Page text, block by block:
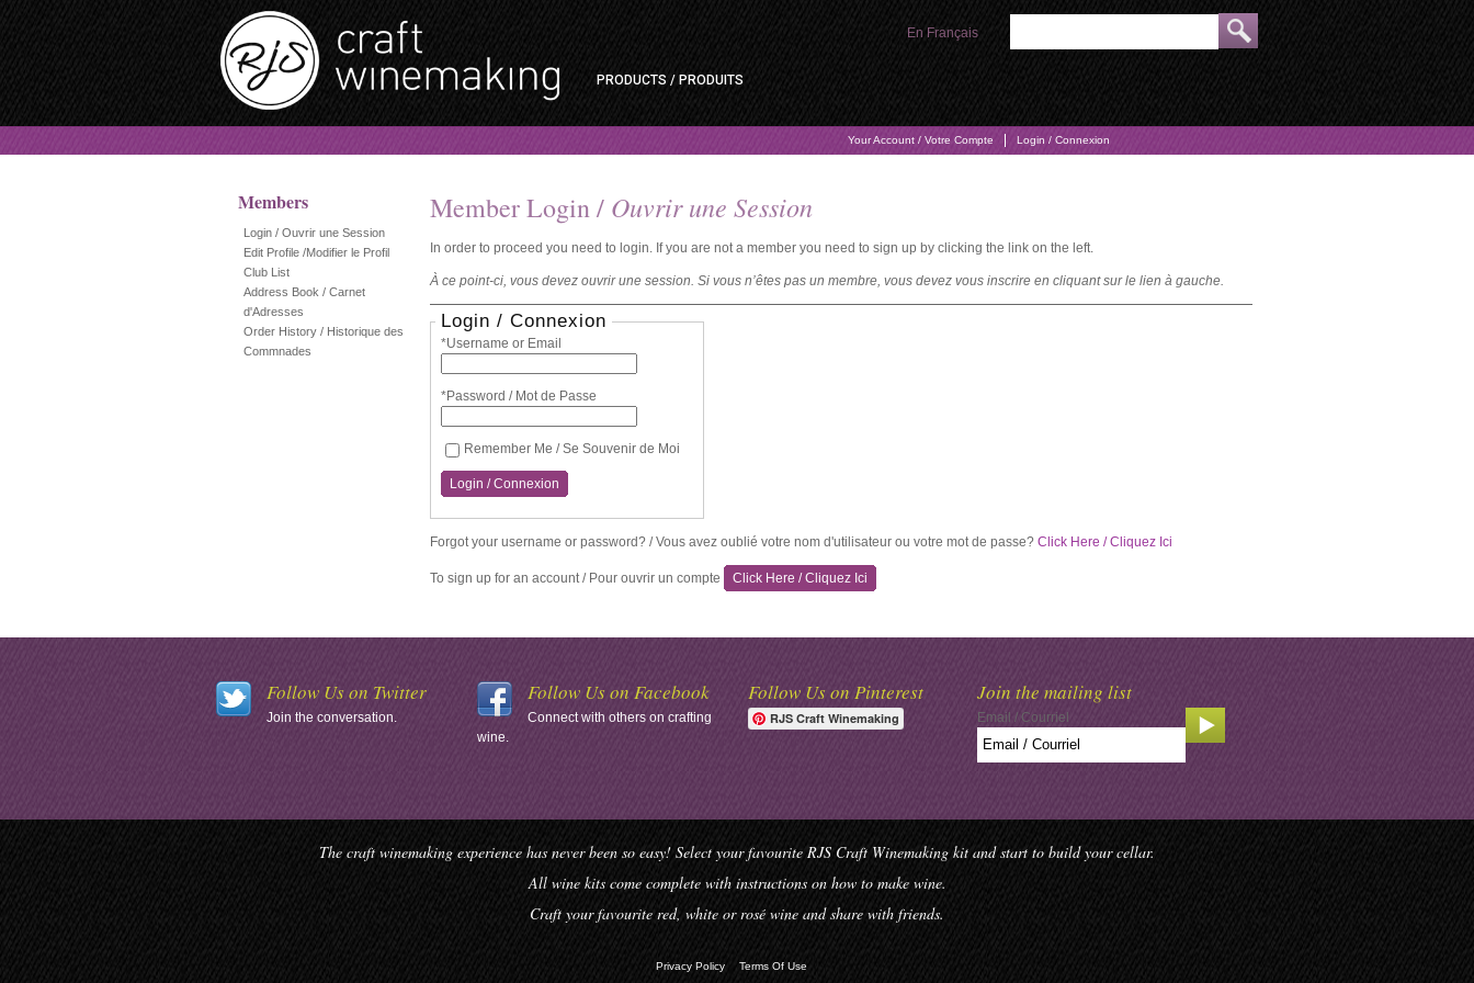
PRODUCTS / PRODUITS
Your Account / Votre Compte Login / Connexion
En Français
Members
Login / Ouvrir une Session
Edit Profile /Modifier le Profil
Club List
Address Book / Carnet
d'Adresses
Order History / Historique des
Commnades
Member Login / Ouvrir une Session
In order to proceed you need to login. If you are not a member you need to sign up by clicking the link on the left.
À ce point-ci, vous devez ouvrir une session. Si vous n’êtes pas un membre, vous devez vous inscrire en cliquant sur le lien à gauche.
Login / Connexion
*Username or Email
*Password / Mot de Passe
Remember Me / Se Souvenir de Moi
Login / Connexion
Forgot your username or password? / Vous avez oublié votre nom d'utilisateur ou votre mot de passe? Click Here / Cliquez Ici
To sign up for an account / Pour ouvrir un compte Click Here / Cliquez Ici
Follow Us on Twitter
Join the conversation.
Follow Us on Facebook
Connect with others on crafting
wine.
Follow Us on Pinterest
RJS Craft Winemaking
Join the mailing list
Email / Courriel
The craft winemaking experience has never been so easy! Select your favourite RJS Craft Winemaking kit and start to build your cellar.
All wine kits come complete with instructions on how to make wine.
Craft your favourite red, white or rosé wine and share with friends.
Privacy Policy Terms Of Use